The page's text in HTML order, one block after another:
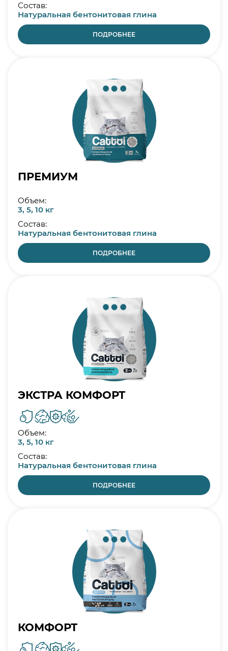
Состав:
Натуральная бентонитовая глина
ПОДРОБНЕЕ
ПРЕМИУМ
Объем:
3, 5, 10 кг
Состав:
Натуральная бентонитовая глина
ПОДРОБНЕЕ
ЭКСТРА КОМФОРТ
Объем:
3, 5, 10 кг
Состав:
Натуральная бентонитовая глина
ПОДРОБНЕЕ
КОМФОРТ